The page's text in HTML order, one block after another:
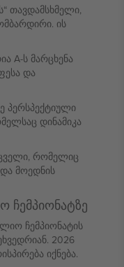
თავდამსხმელი,
ის
A-ს მარცხენა
და
პერსპექტიული
დინამიკა
რომელიც
მოედნის
ჩემპიონატზე
ჩემპიონატის
2026
იქნება.